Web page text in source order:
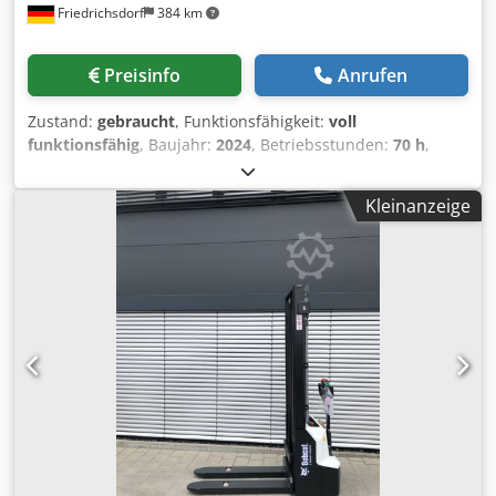
Friedrichsdorf 384 km
Preisinfo Anrufen
Zustand: gebraucht, Funktionsfähigkeit: voll
funktionsfähig, Baujahr: 2024, Betriebsstunden: 70 h,
, Hubhöhe:4’710 mm
mm, Kraftstofftyp:elektrisch, Masttyp:Triplex, Bauhöhe:
, Leistung:16 kW (21.75 PS), Gabelträgerbreite:
1’200 mm , Leergewicht:
, Antriebsart:Elektro
, Elektro 4 Rad-Stapler Lastschwerpunkt: 500
Gabelbreite: 122 mm Gabeldicke: 45 mm ISO Klasse: ISO
Klasse 3 = 2.500 - 4.999 kg Masttyp: Triplex Geschw. Klasse:
15 Zustand: Neuwertig Zustand Technisch: sehr gut
Bereifung vorne Typ: Superelastik Cjdpfjzgybfox Ahzoha
Bereifung vorne Grösse: 23x10-12 Bereifung vorne
Zustand: 80 - 100% Bereifung hinten Typ: Superelastik
Bereifung hinten Grösse: 18x7-8 Bereifung hinten Zustand:
80 - 100% Batterie Volt: 80V Batterie Ah: 560Ah Batterie
Kleinanzeige